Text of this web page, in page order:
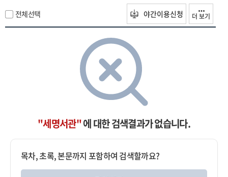
전체선택 야간이용신청 더 보기
"세명서관"에 대한 검색결과가 없습니다.
목차, 초록, 본문까지 포함하여 검색할까요?